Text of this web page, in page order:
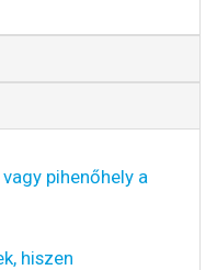
pihenőhely a
hiszen